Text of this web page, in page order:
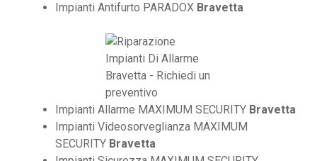
Impianti Antifurto PARADOX Bravetta
Impianti Allarme MAXIMUM SECURITY Bravetta
Impianti Videosorveglianza MAXIMUM
SECURITY Bravetta